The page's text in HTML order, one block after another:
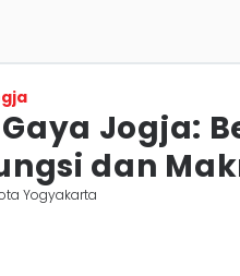
Jogja:
dan
Yogyakarta